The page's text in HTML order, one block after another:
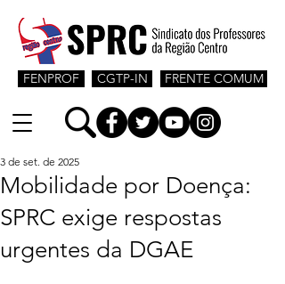
CGTP-IN
FENPROF FRENTE COMUM
Mobilidade por Doença:
SPRC exige respostas
urgentes da DGAE
3 de set. de 2025